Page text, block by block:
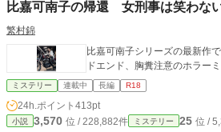
語。 丸田 広一…65歳。定年退職したばかり。 丸田 京香…
2歳。専業主婦。 麗奈…広一が定期的に会っている女。 ※7月
13日初回完結 ※7月14日深夜
グまでを加筆修正して投稿し
月ジャンルを大衆文学→ミステ
比嘉可南子の帰還 女刑事は笑わな
繁村錦
比嘉可南子シリーズの最新作
ドエンド、胸糞注意のホラー
ミステリー 連載中 長編 R18
24h.ポイント 413pt
小説 3,570 位 / 228,882件 ミステリー 25 位 /